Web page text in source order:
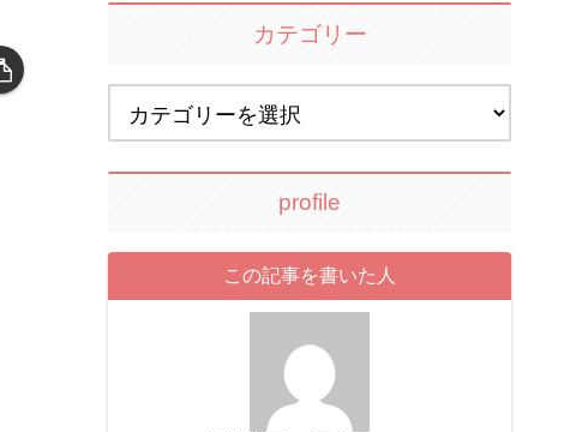
カテゴリー
profile
この記事を書いた人